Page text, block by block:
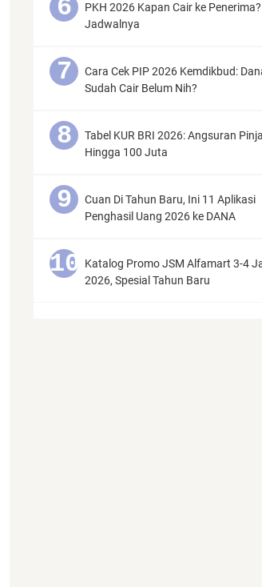
PKH 2026 Kapan Cair ke
Jadwalnya
Cara Cek PIP 2026 Kemdikbud:
Sudah Cair Belum Nih?
Tabel KUR BRI 2026: Angsuran
Hingga 100 Juta
Cuan Di Tahun Baru, Ini 11 Aplikasi
Penghasil Uang 2026 ke DANA
Katalog Promo JSM Alfamart 3-4
2026, Spesial Tahun Baru